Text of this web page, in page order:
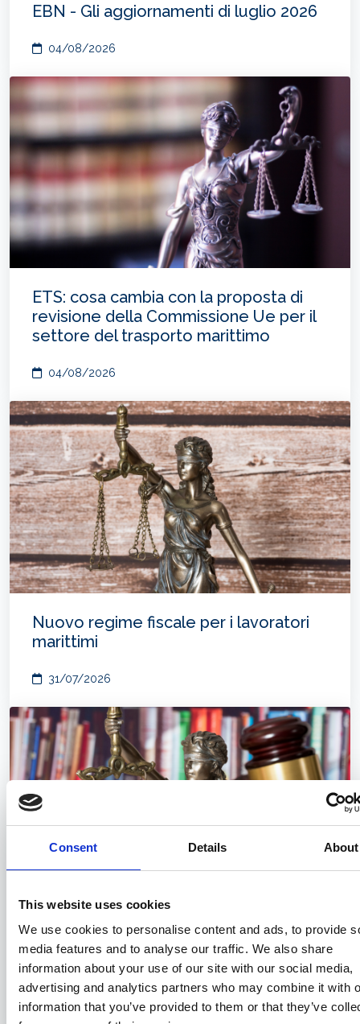
Consent Details About
This website uses cookies
We use cookies to personalise content and ads, to provide
media features and to analyse our traffic. We also share
information about your use of our site with our social media,
advertising and analytics partners who may combine it with
information that you’ve provided to them or that they’ve
EBN - Gli aggiornamenti di luglio 2026
04/08/2026
ETS: cosa cambia con la proposta di
revisione della Commissione Ue per il
settore del trasporto marittimo
04/08/2026
Nuovo regime fiscale per i lavoratori
marittimi
31/07/2026
Compravendita di navi e il nuovo
“SALEFORM 2025”: prime note
sistematiche
31/07/2026